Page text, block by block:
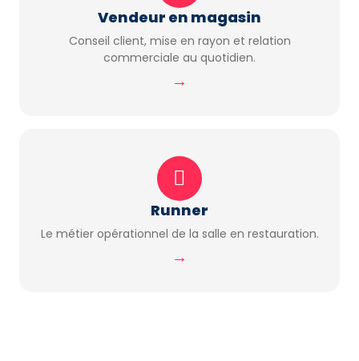
Vendeur en magasin
Conseil client, mise en rayon et relation
commerciale au quotidien.
→
Runner
Le métier opérationnel de la salle en restauration.
→